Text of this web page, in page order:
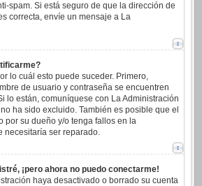
spam. Si está seguro de que la dirección de
correcta, envíe un mensaje a La
lo cuál esto puede suceder. Primero,
de usuario y contraseña se encuentren
lo están, comuníquese con La Administración
ha sido excluido. También es posible que el
por su dueño y/o tenga fallos en la
necesitaría ser reparado.
¡pero ahora no puedo conectarme!
haya desactivado o borrado su cuenta